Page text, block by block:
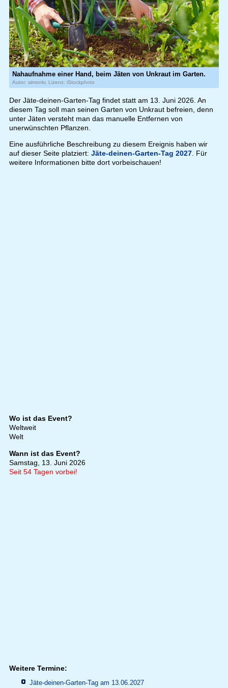
Nahaufnahme einer Hand, beim Jäten von Unkraut im Garten.
Autor: simonkr, Lizenz: iStockphoto
Der Jäte-deinen-Garten-Tag findet statt am 13. Juni 2026. An
diesem Tag soll man seinen Garten von Unkraut befreien, denn
unter Jäten versteht man das manuelle Entfernen von
unerwünschten Pflanzen.
Eine ausführliche Beschreibung zu diesem Ereignis haben wir
auf dieser Seite platziert: Jäte-deinen-Garten-Tag 2027. Für
weitere Informationen bitte dort vorbeischauen!
Wo ist das Event?
Weltweit
Welt
Wann ist das Event?
Samstag, 13. Juni 2026
Seit 54 Tagen vorbei!
Weitere Termine:
Jäte-deinen-Garten-Tag am 13.06.2027